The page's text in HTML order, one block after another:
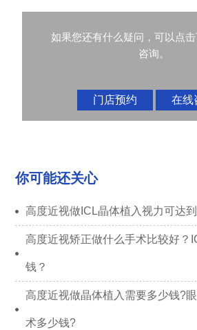
如果您还有什么疑问，可以点
咨询。
门店预约 在线
你可能还关心
高度近视做ICL晶体植入视力可达
高度近视矫正做什么手术比较好？
钱？
高度近视做晶体植入需要多少钱?
术多少钱?